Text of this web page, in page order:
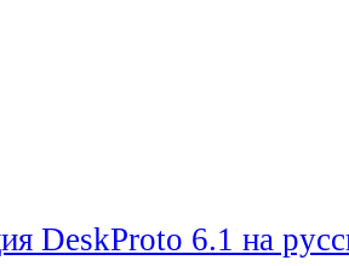
DeskProto 6.1 на